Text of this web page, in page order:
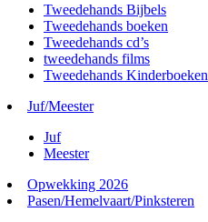
Tweedehands Bijbels
Tweedehands boeken
Tweedehands cd’s
tweedehands films
Tweedehands Kinderboeken
Juf/Meester
Juf
Meester
Opwekking 2026
Pasen/Hemelvaart/Pinksteren